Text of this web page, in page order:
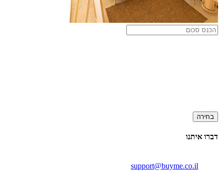
בחירה
דברו איתנו
support@buyme.co.il